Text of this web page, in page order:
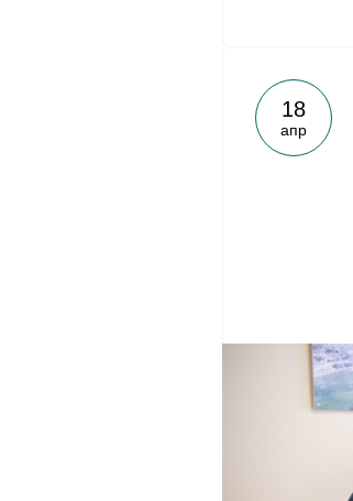
18
апр